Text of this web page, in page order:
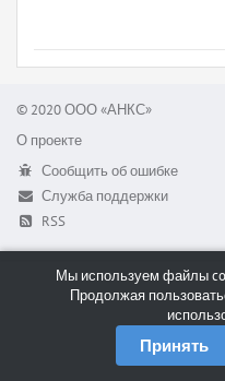
© 2020 ООО «АНКС»
О проекте
Сообщить об ошибке
Служба поддержки
RSS
Мы используем файлы
Продолжая
Принять